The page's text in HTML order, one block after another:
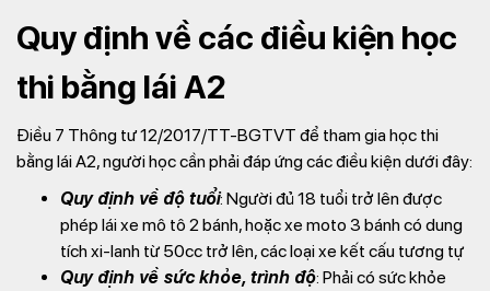
Quy định về các điều kiện học
thi bằng lái A2
Điều 7 Thông tư 12/2017/TT-BGTVT để tham gia học thi
bằng lái A2, người học cần phải đáp ứng các điều kiện dưới đây:
Quy định về độ tuổi: Người đủ 18 tuổi trở lên được
phép lái xe mô tô 2 bánh, hoặc xe moto 3 bánh có dung
tích xi-lanh từ 50cc trở lên, các loại xe kết cấu tương tự
Quy định về sức khỏe, trình độ: Phải có sức khỏe